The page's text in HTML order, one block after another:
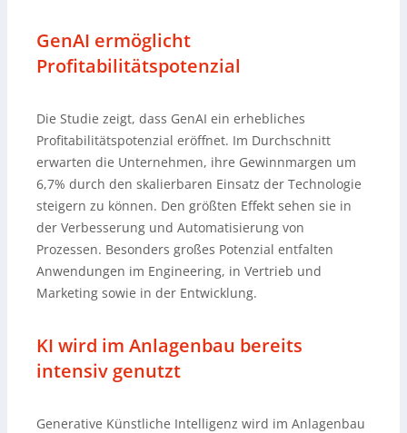
GenAI ermöglicht
Profitabilitätspotenzial
Die Studie zeigt, dass GenAI ein erhebliches
Profitabilitätspotenzial eröffnet. Im Durchschnitt
erwarten die Unternehmen, ihre Gewinnmargen um
6,7% durch den skalierbaren Einsatz der Technologie
steigern zu können. Den größten Effekt sehen sie in
der Verbesserung und Automatisierung von
Prozessen. Besonders großes Potenzial entfalten
Anwendungen im Engineering, in Vertrieb und
Marketing sowie in der Entwicklung.
KI wird im Anlagenbau bereits
intensiv genutzt
Generative Künstliche Intelligenz wird im Anlagenbau